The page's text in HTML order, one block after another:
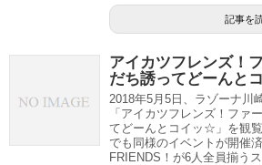
記事を
アイカツフレンズ！
だち誘ってどーんと
2018年5月5日、ラゾーナ川
「アイカツフレンズ！ファ
てどーんとコイッ☆」を観
でも同様のイベントが開催
FRIENDS！が6人全員揃う